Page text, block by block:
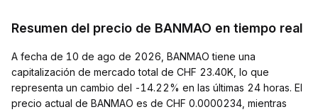
Resumen del precio de BANMAO en tiempo real
A fecha de 10 de ago de 2026, BANMAO tiene una
capitalización de mercado total de CHF 23.40K, lo que
representa un cambio del -14.22% en las últimas 24 horas. El
precio actual de BANMAO es de CHF 0.0000234, mientras